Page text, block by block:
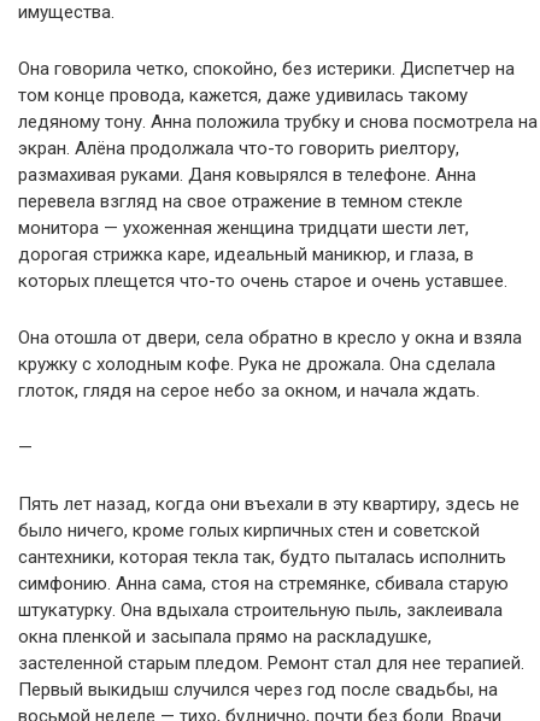
имущества.
Она говорила четко, спокойно, без истерики. Диспетчер на
том конце провода, кажется, даже удивилась такому
ледяному тону. Анна положила трубку и снова посмотрела на
экран. Алёна продолжала что-то говорить риелтору,
размахивая руками. Даня ковырялся в телефоне. Анна
перевела взгляд на свое отражение в темном стекле
монитора — ухоженная женщина тридцати шести лет,
дорогая стрижка каре, идеальный маникюр, и глаза, в
которых плещется что-то очень старое и очень уставшее.
Она отошла от двери, села обратно в кресло у окна и взяла
кружку с холодным кофе. Рука не дрожала. Она сделала
глоток, глядя на серое небо за окном, и начала ждать.
—
Пять лет назад, когда они въехали в эту квартиру, здесь не
было ничего, кроме голых кирпичных стен и советской
сантехники, которая текла так, будто пыталась исполнить
симфонию. Анна сама, стоя на стремянке, сбивала старую
штукатурку. Она вдыхала строительную пыль, заклеивала
окна пленкой и засыпала прямо на раскладушке,
застеленной старым пледом. Ремонт стал для нее терапией.
Первый выкидыш случился через год после свадьбы, на
восьмой неделе — тихо, буднично, почти без боли. Врачи